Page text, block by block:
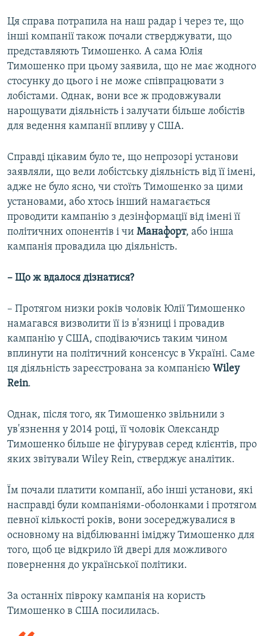
Ця справа потрапила на наш радар і через те, що
інші компанії також почали стверджувати, що
представляють Тимошенко. А сама Юлія
Тимошенко при цьому заявила, що не має жодного
стосунку до цього і не може співпрацювати з
лобістами. Однак, вони все ж продовжували
нарощувати діяльність і залучати більше лобістів
для ведення кампанії впливу у США.
Справді цікавим було те, що непрозорі установи
заявляли, що вели лобістську діяльність від її імені,
адже не було ясно, чи стоїть Тимошенко за цими
установами, або хтось інший намагається
проводити кампанію з дезінформації від імені її
політичних опонентів і чи Манафорт, або інша
кампанія провадила цю діяльність.
– Що ж вдалося дізнатися?
– Протягом низки років чоловік Юлії Тимошенко
намагався визволити її із в'язниці і провадив
кампанію у США, сподіваючись таким чином
вплинути на політичний консенсус в Україні. Саме
ця діяльність зареєстрована за компанією Wiley
Rein.
Однак, після того, як Тимошенко звільнили з
ув'язнення у 2014 році, її чоловік Олександр
Тимошенко більше не фігурував серед клієнтів, про
яких звітували Wiley Rein, стверджує аналітик.
Їм почали платити компанії, або інші установи, які
насправді були компаніями-оболонками і протягом
певної кількості років, вони зосереджувалися в
основному на відбілюванні іміджу Тимошенко для
того, щоб це відкрило їй двері для можливого
повернення до української політики.
За останніх півроку кампанія на користь
Тимошенко в США посилилась.